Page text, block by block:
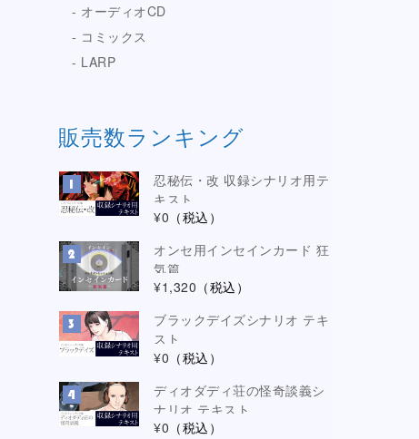
オーディオCD
コミックス
LARP
販売数ランキング
忍秘伝・改 収録シナリオ用テ
キスト
¥0 （税込）
オンセ用インセインカード 狂
気篇
¥1,320 （税込）
ブラックデイズシナリオ テキ
スト
¥0 （税込）
ディオダディ荘の怪奇談義シ
ナリオ テキスト
¥0 （税込）